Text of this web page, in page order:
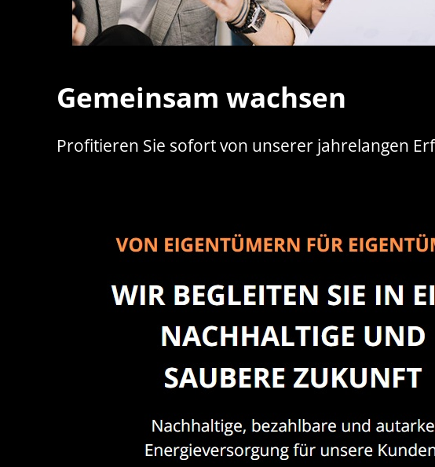
Gemeinsam wachsen
Profitieren Sie sofort von unserer jahrelangen